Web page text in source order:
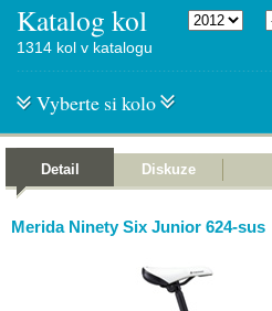
Katalog kol
1314 kol v katalogu
Vyberte si kolo
Detail Diskuze
Merida Ninety Six Junior 624-sus